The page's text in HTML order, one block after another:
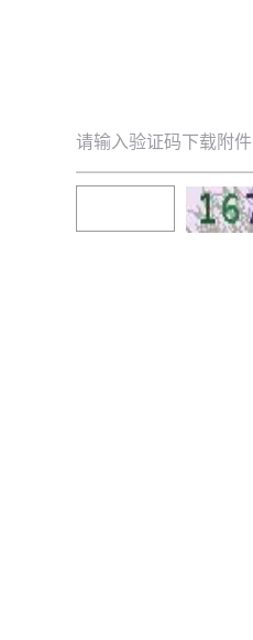
请输入验证码下载附件